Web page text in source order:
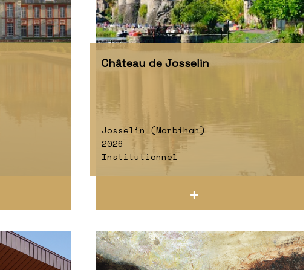
Château de Josselin
Josselin (Morbihan)
2026
Institutionnel